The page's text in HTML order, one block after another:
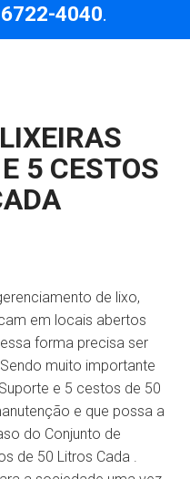
4040.
5 CESTOS
de lixo,
em locais abertos
forma precisa ser
muito importante
e 5 cestos de 50
e que possa a
do Conjunto de
de 50 Litros Cada .